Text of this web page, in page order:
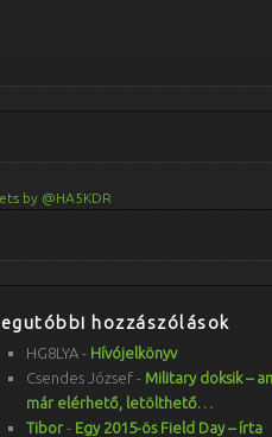
by @HA5KDR
hozzászólások
HG8LYA - Hívójelkönyv
Csendes József - Military doksik –
már elérhető, letölthető…
Tibor - Egy 2015-ös Field Day – írta